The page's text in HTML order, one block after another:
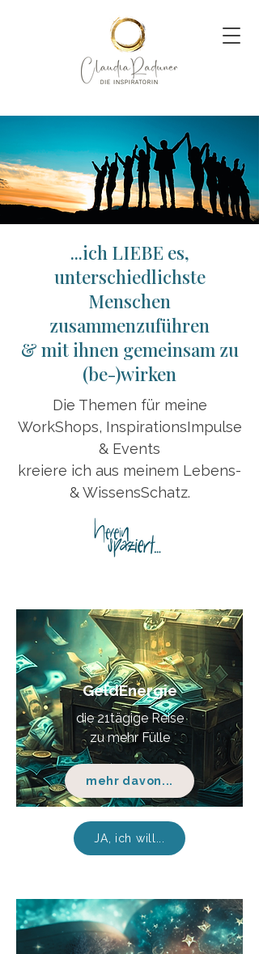
...ich LIEBE es,
unterschiedlichste
Menschen
zusammenzuführen
& mit ihnen gemeinsam zu
(be-)wirken
Die Themen für meine
WorkShops, InspirationsImpulse
& Events
kreiere ich aus meinem Lebens-
& WissensSchatz.
WorkShops
GeldEnergie
die 21tägige Reise
zu mehr Fülle
mehr davon...
JA, ich will...